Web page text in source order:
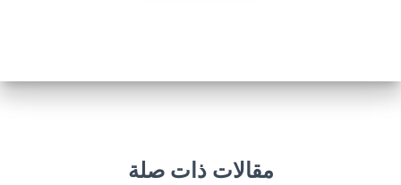
مقالات ذات صلة